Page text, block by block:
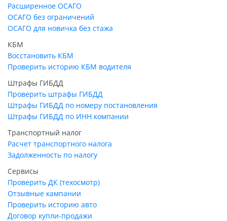
Расширенное ОСАГО
ОСАГО без ограничений
ОСАГО для новичка без стажа
КБМ
Восстановить КБМ
Проверить историю КБМ водителя
Штрафы ГИБДД
Проверить штрафы ГИБДД
Штрафы ГИБДД по номеру постановления
Штрафы ГИБДД по ИНН компании
Транспортный налог
Расчет транспортного налога
Задолженность по налогу
Сервисы
Проверить ДК (техосмотр)
Отзывные кампании
Проверить историю авто
Договор купли-продажи